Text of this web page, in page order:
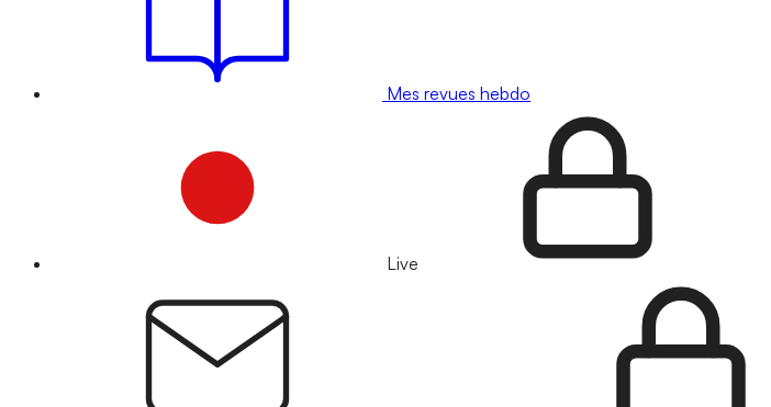
Mes revues hebdo
Live